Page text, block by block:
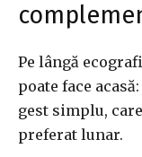
Pe lângă
poate face
gest simplu,
preferat lunar.